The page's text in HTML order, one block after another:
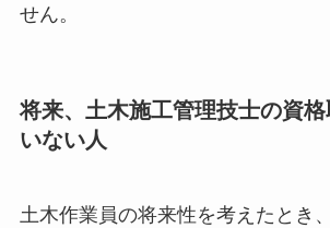
せん。
将来、土木施工管理技士の資
いない人
土木作業員の将来性を考えたとき